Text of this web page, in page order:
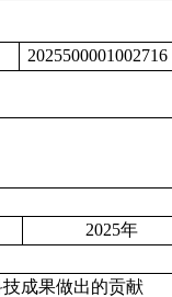
2025500001002716
2025年
成果做出的贡献